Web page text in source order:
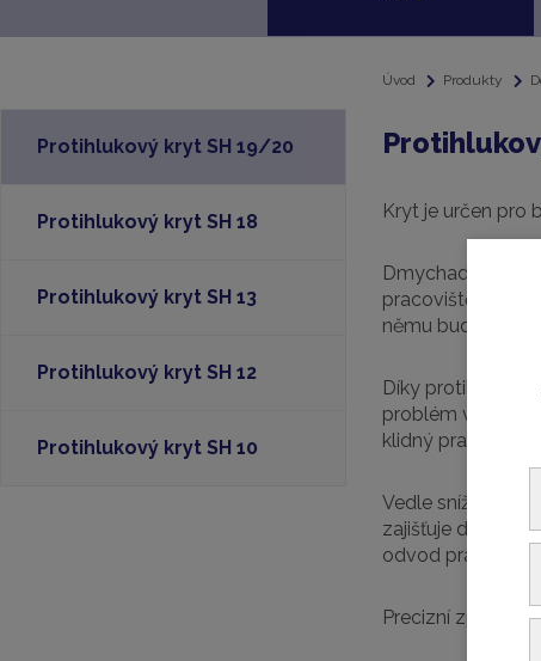
Úvod Produkty
Kryt je určen pro
Dmychadla a
pracoviště
němu bude hluk
Díky
problém vést ve
klidný pracovní
Vedle snížení
zajišťuje delší
odvod
Precizní
Protihlukový kryt SH 19/20
Protihlukový kryt SH 18
Protihlukový kryt SH 13
Protihlukový kryt SH 12
Protihlukový kryt SH 10